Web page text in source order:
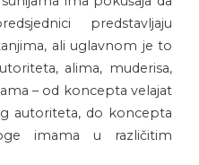
predstavljaju
ali uglavnom je to
alima, muderisa,
– od koncepta velajat
autoriteta, do koncepta
imama u različitim